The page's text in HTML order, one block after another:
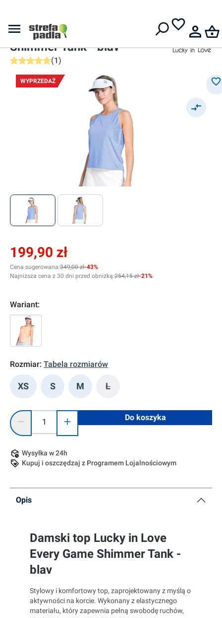
Lucky in Love Every Game
Shimmer Tank - blav
(1)
WYPRZEDAŻ
199,90 zł
Cena sugerowana:349,00 zł-43%
Najniższa cena z 30 dni przed obniżką:254,15 zł-21%
Wariant:
Rozmiar: Tabela rozmiarów
XS S M L(Ta opcja jest obecnie
Ilość produktu: Wprowadź żądaną ilość lub użyj
Do koszyka
Wysyłka w 24h
Kupuj i oszczędzaj z Programem Lojalnościowym
Opis
Damski top Lucky in Love
Every Game Shimmer Tank -
blav
Stylowy i komfortowy top, zaprojektowany z myślą o
aktywności na korcie. Wykonany z elastycznego
materiału, który zapewnia pełną swobodę ruchów,